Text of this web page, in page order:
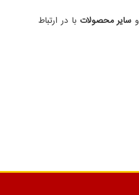
و سایر محصولات با در ارتباط